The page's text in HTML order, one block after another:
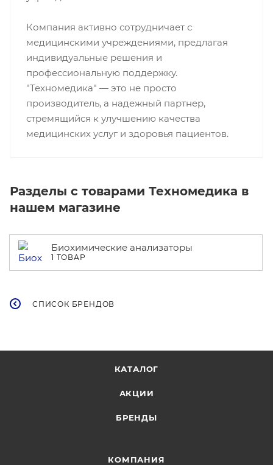
Компания активно сотрудничает с
медицинскими учреждениями, предлагая
индивидуальные решения и
профессиональную поддержку.
"Техномедика" — это не просто
производитель, а надежный партнер,
стремящийся к улучшению качества
медицинских услуг и здоровья пациентов.
Разделы с товарами Техномедика в
нашем магазине
Биохимические анализаторы
1 ТОВАР
СПИСОК БРЕНДОВ
КАТАЛОГ
АКЦИИ
БРЕНДЫ
КОМПАНИЯ